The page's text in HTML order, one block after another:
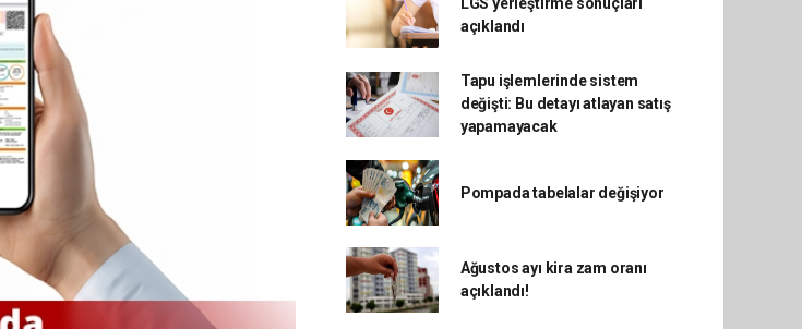
açıklandı
Tapu işlemlerinde sistem
değişti: Bu detayı atlayan satış
yapamayacak
Pompada tabelalar değişiyor
Ağustos ayı kira zam oranı
açıklandı!